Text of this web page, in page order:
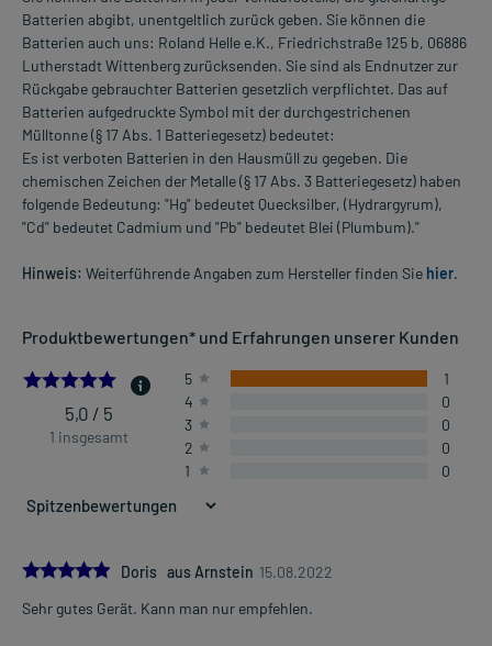
Batterien abgibt, unentgeltlich zurück geben. Sie können die
Batterien auch uns: Roland Helle e.K., Friedrichstraße 125 b, 06886
Lutherstadt Wittenberg zurücksenden. Sie sind als Endnutzer zur
Rückgabe gebrauchter Batterien gesetzlich verpflichtet. Das auf
Batterien aufgedruckte Symbol mit der durchgestrichenen
Mülltonne (§ 17 Abs. 1 Batteriegesetz) bedeutet:
Es ist verboten Batterien in den Hausmüll zu gegeben. Die
chemischen Zeichen der Metalle (§ 17 Abs. 3 Batteriegesetz) haben
folgende Bedeutung: "Hg" bedeutet Quecksilber, (Hydrargyrum),
"Cd" bedeutet Cadmium und "Pb" bedeutet Blei (Plumbum)."
Hinweis: Weiterführende Angaben zum Hersteller finden Sie hier.
Produktbewertungen* und Erfahrungen unserer Kunden
5.0
5,0 / 5
1 insgesamt
5
1
4
0
3
0
2
0
1
0
5.0
Doris aus Arnstein 15.08.2022
Sehr gutes Gerät. Kann man nur empfehlen.